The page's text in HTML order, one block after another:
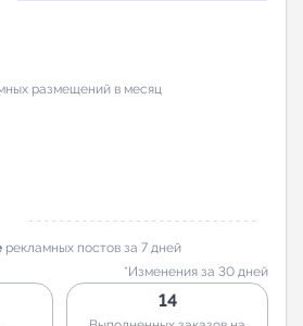
размещений в месяц
рекламных постов за 7 дней
*Изменения за 30 дней
14